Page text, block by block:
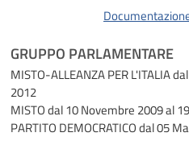
GRUPPO PARLAMENTARE
MISTO-ALLEANZA PER L'ITALIA
2012
MISTOdal 10 Novembre 2009 al
PARTITO DEMOCRATICOdal 05